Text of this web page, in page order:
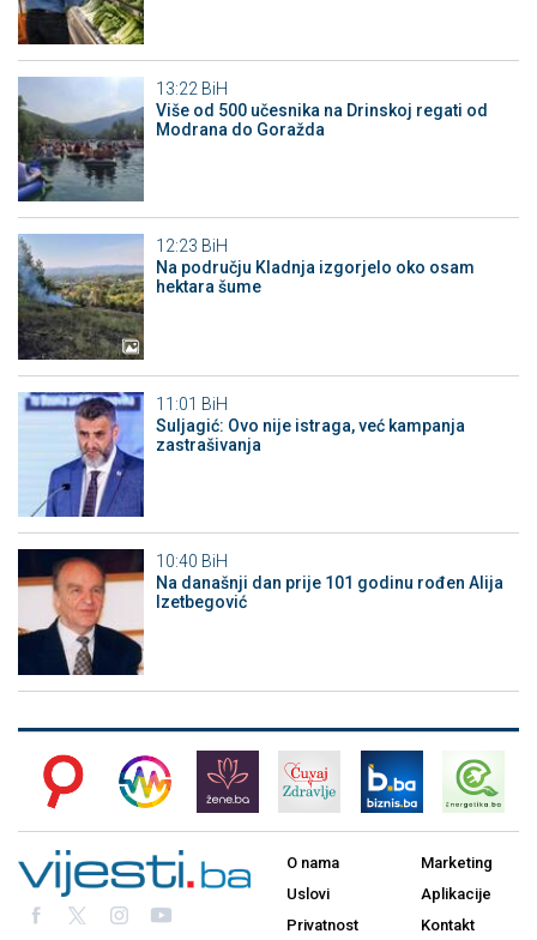
13:22 BiH
Više od 500 učesnika na Drinskoj regati od
Modrana do Goražda
12:23 BiH
Na području Kladnja izgorjelo oko osam
hektara šume
11:01 BiH
Suljagić: Ovo nije istraga, već kampanja
zastrašivanja
10:40 BiH
Na današnji dan prije 101 godinu rođen Alija
Izetbegović
O nama
Uslovi
Privatnost
Marketing
Aplikacije
Kontakt